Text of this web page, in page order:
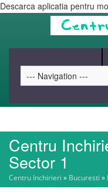
Descarca aplicatia pentru
HOME
CAUT
Centru
Sector 1
Centru Inchirieri » Bucuresti »